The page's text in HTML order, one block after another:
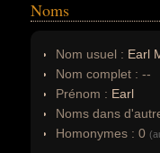
Noms
Nom usuel : Earl
Nom complet : --
Prénom : Earl
Noms dans
Homonymes : 0